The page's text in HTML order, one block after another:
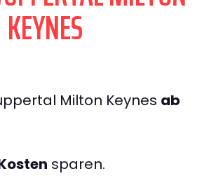
KEYNES
Milton Keynes ab
sparen.